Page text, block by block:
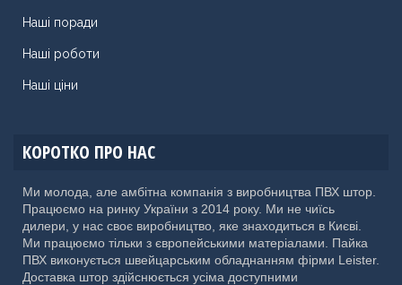
Наші поради
Наші роботи
Наші ціни
КОРОТКО ПРО НАС
Ми молода, але амбітна компанія з виробництва ПВХ штор.
Працюємо на ринку України з 2014 року. Ми не чиїсь
дилери, у нас своє виробництво, яке знаходиться в Києві.
Ми працюємо тільки з європейськими матеріалами. Пайка
ПВХ виконується швейцарським обладнанням фірми Leister.
Доставка штор здійснюється усіма доступними